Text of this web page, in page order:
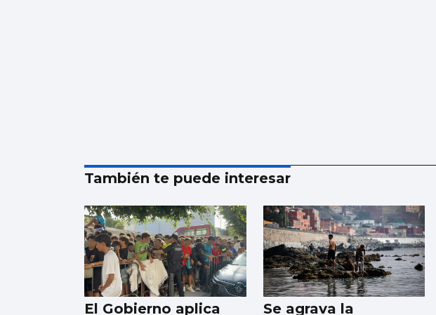
También te puede interesar
El Gobierno aplica Se agrava la